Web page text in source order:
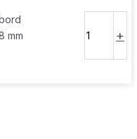
Partner
mm
+